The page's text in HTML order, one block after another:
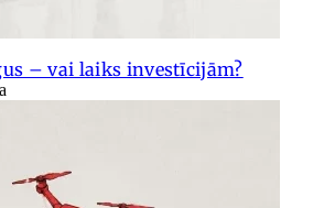
– vai laiks investīcijām?